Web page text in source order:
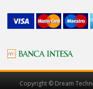
Copyright © Dream